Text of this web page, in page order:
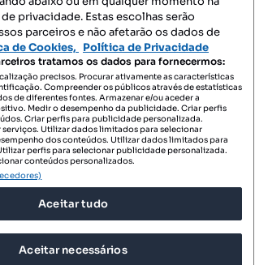
SIGA-NOS:
DESCARREGAR NA:
Imovirtual.com, OLX Portugal, S.A.
privacidade. Estas escolhas serão
parceiros e não afetarão os dados de
de Cookies, Política de Privacidade
tratamos os dados para fornecermos:
precisos. Procurar ativamente as características
Compreender os públicos através de estatísticas
de diferentes fontes. Armazenar e/ou aceder a
Medir o desempenho da publicidade. Criar perfis
Criar perfis para publicidade personalizada.
serviços. Utilizar dados limitados para selecionar
dos conteúdos. Utilizar dados limitados para
perfis para selecionar publicidade personalizada.
conteúdos personalizados.
Aceitar tudo
Aceitar necessários